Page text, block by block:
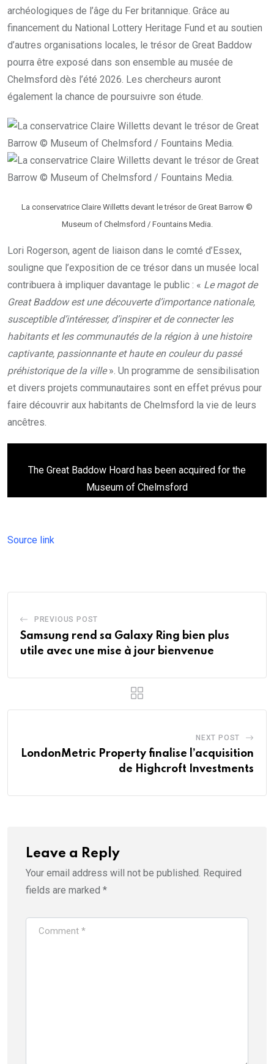
archéologiques de l’âge du Fer britannique. Grâce au
financement du National Lottery Heritage Fund et au soutien
d’autres organisations locales, le trésor de Great Baddow
pourra être exposé dans son ensemble au musée de
Chelmsford dès l’été 2026. Les chercheurs auront
également la chance de poursuivre son étude.
La conservatrice Claire Willetts devant le trésor de Great Barrow ©
Museum of Chelmsford / Fountains Media.
Lori Rogerson, agent de liaison dans le comté d’Essex,
souligne que l’exposition de ce trésor dans un musée local
contribuera à impliquer davantage le public : « Le magot de
Great Baddow est une découverte d’importance nationale,
susceptible d’intéresser, d’inspirer et de connecter les
habitants et les communautés de la région à une histoire
captivante, passionnante et haute en couleur du passé
préhistorique de la ville». Un programme de sensibilisation
et divers projets communautaires sont en effet prévus pour
faire découvrir aux habitants de Chelmsford la vie de leurs
ancêtres.
The Great Baddow Hoard has been acquired for the
Museum of Chelmsford
Source link
PREVIOUS POST
Samsung rend sa Galaxy Ring bien plus
utile avec une mise à jour bienvenue
NEXT POST
LondonMetric Property finalise l’acquisition
de Highcroft Investments
Leave a Reply
Your email address will not be published. Required
fields are marked *